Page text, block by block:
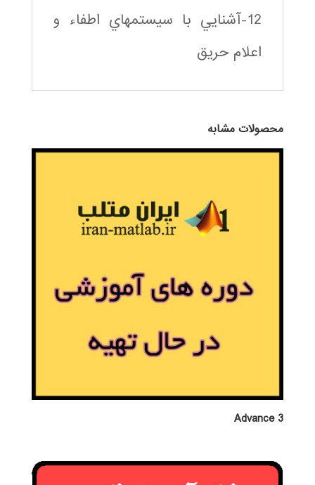
12-آشنايي با سيستمهاي اطفاء و
اعلام حريق
محصولات مشابه
Advance 3